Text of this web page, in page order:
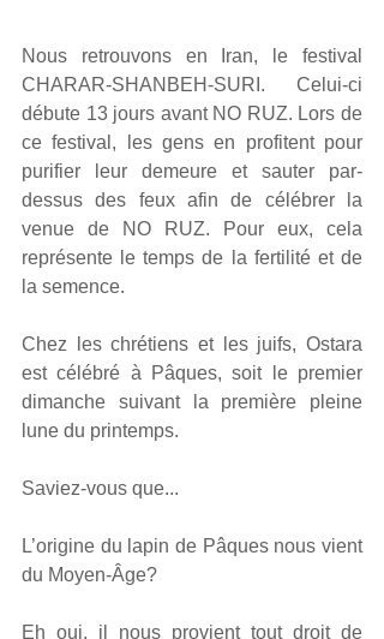
Nous retrouvons en Iran, le festival
CHARAR-SHANBEH-SURI. Celui-ci
débute 13 jours avant NO RUZ. Lors de
ce festival, les gens en profitent pour
purifier leur demeure et sauter par-
dessus des feux afin de célébrer la
venue de NO RUZ. Pour eux, cela
représente le temps de la fertilité et de
la semence.
Chez les chrétiens et les juifs, Ostara
est célébré à Pâques, soit le premier
dimanche suivant la première pleine
lune du printemps.
Saviez-vous que...
L’origine du lapin de Pâques nous vient
du Moyen-Âge?
Eh oui, il nous provient tout droit de